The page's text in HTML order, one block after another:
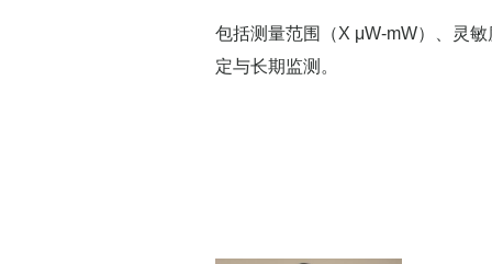
包括测量范围（X μW-mW）、灵
定与长期监测。